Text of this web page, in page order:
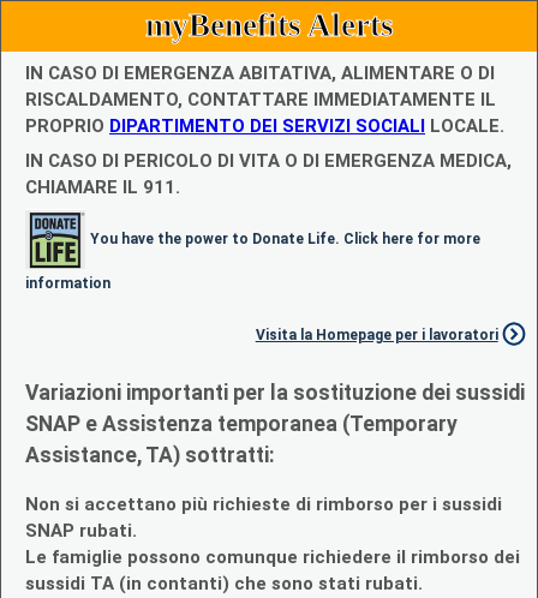
myBenefits Alerts
IN CASO DI EMERGENZA ABITATIVA, ALIMENTARE O DI
RISCALDAMENTO, CONTATTARE IMMEDIATAMENTE IL
PROPRIO DIPARTIMENTO DEI SERVIZI SOCIALI LOCALE.
IN CASO DI PERICOLO DI VITA O DI EMERGENZA MEDICA,
CHIAMARE IL 911.
You have the power to Donate Life. Click here for more
information
Visita la Homepage per i lavoratori
Variazioni importanti per la sostituzione dei sussidi
SNAP e Assistenza temporanea (Temporary
Assistance, TA) sottratti:
Non si accettano più richieste di rimborso per i sussidi
SNAP rubati.
Le famiglie possono comunque richiedere il rimborso dei
sussidi TA (in contanti) che sono stati rubati.